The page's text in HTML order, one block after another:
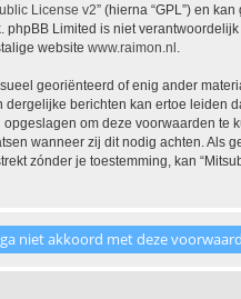
License v2” (hierna “GPL”) en
phpBB Limited is niet
website www.raimon.nl
georiënteerd of enig ander
berichten kan ertoe leiden
om deze voorwaarden te
wanneer zij dit nodig achten. Als
zónder je toestemming, kan